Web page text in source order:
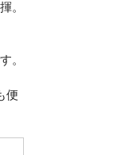
。
。
便